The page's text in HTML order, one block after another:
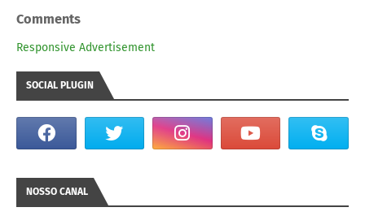
Comments
Responsive Advertisement
SOCIAL PLUGIN
NOSSO CANAL